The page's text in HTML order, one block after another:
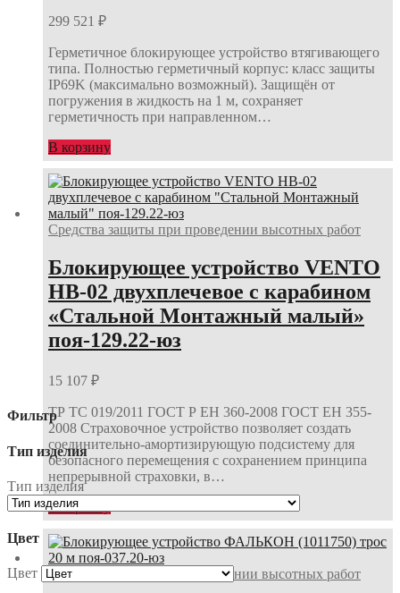
299 521 ₽
Герметичное блокирующее устройство втягивающего
типа. Полностью герметичный корпус: класс защиты
IP69K (максимально возможный). Защищён от
погружения в жидкость на 1 м, сохраняет
герметичность при направленном…
В корзину
Средства защиты при проведении высотных работ
Блокирующее устройство VENTO
НВ-02 двухплечевое с карабином
«Стальной Монтажный малый»
поя-129.22-юз
15 107 ₽
ТР ТС 019/2011 ГОСТ Р ЕН 360-2008 ГОСТ ЕН 355-
2008 Страховочное устройство позволяет создать
соединительно-амортизирующую подсистему для
безопасного перемещения с сохранением принципа
непрерывной страховки, в…
В корзину
Средства защиты при проведении высотных работ
Фильтр
Тип изделия
Тип изделия
Цвет
Цвет